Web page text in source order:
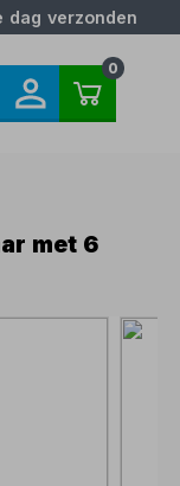
dag verzonden
0
met 6